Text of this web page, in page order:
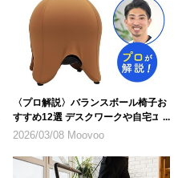
〈プロ解説〉バランスボール椅子お
すすめ12選 デスクワークや自宅エ
クササイズに
2026/03/08 Moovoo